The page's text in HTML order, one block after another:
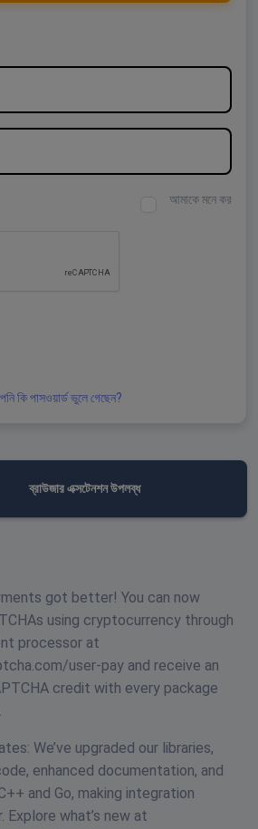
আমাকে মনে কর
কি পাসওয়ার্ড ভুলে গেছেন?
ব্রাউজার এক্সটেনশন উপলব্ধ
got better! You can now
using cryptocurrency through
processor at
user-pay and receive an
credit with every package
We’ve upgraded our libraries,
enhanced documentation, and
and Go, making integration
Explore what’s new at